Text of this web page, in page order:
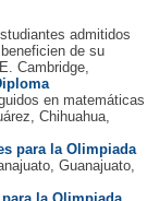
admitidos
de su
Cambridge,
en matemáticas
Chihuahua,
para la Olimpiada
Guanajuato,